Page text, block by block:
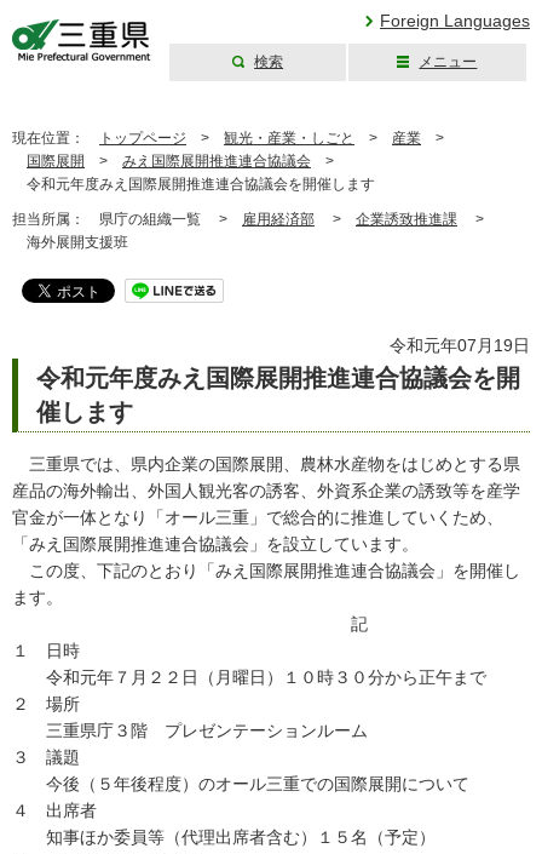
Foreign Languages
検索 メニュー
現在位置： トップページ > 観光・産業・しごと > 産業 >
国際展開
> みえ国際展開推進連合協議会 >
令和元年度みえ国際展開推進連合協議会を開催します
担当所属： 県庁の組織一覧 > 雇用経済部 > 企業誘致推進課 >
海外展開支援班
令和元年07月19日
令和元年度みえ国際展開推進連合協議会を開
催します
三重県では、県内企業の国際展開、農林水産物をはじめとする県
産品の海外輸出、外国人観光客の誘客、外資系企業の誘致等を産学
官金が一体となり「オール三重」で総合的に推進していくため、
「みえ国際展開推進連合協議会」を設立しています。
この度、下記のとおり「みえ国際展開推進連合協議会」を開催し
ます。
記
１ 日時
令和元年７月２２日（月曜日）１０時３０分から正午まで
２ 場所
三重県庁３階 プレゼンテーションルーム
３ 議題
今後（５年後程度）のオール三重での国際展開について
４ 出席者
知事ほか委員等（代理出席者含む）１５名（予定）